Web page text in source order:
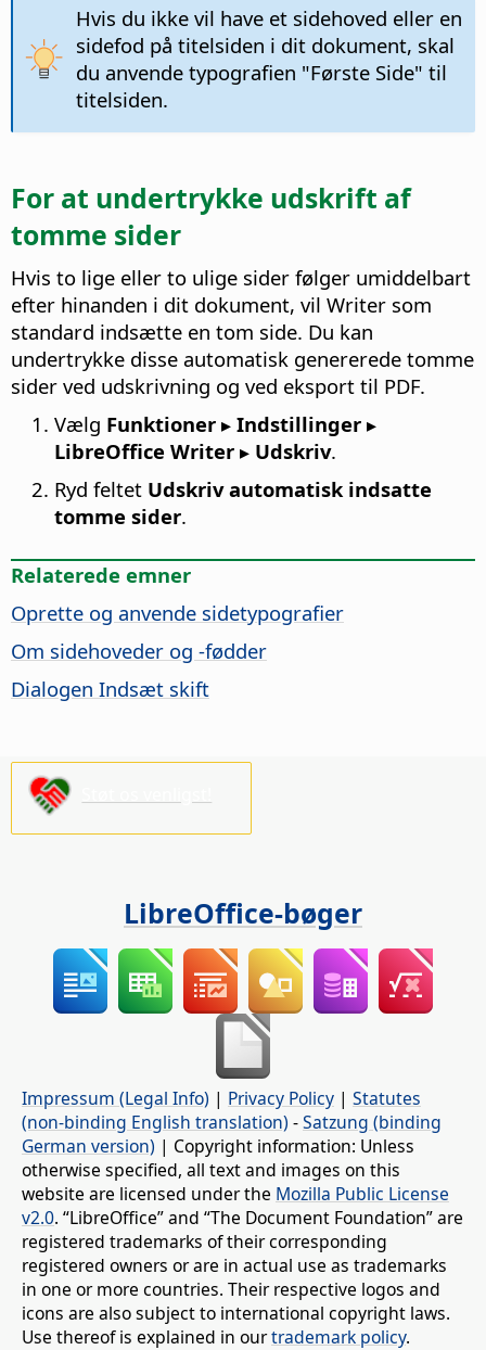
Hvis du ikke vil have et sidehoved eller en
sidefod på titelsiden i dit dokument, skal
du anvende typografien "Første Side" til
titelsiden.
For at undertrykke udskrift af
tomme sider
Hvis to lige eller to ulige sider følger umiddelbart
efter hinanden i dit dokument, vil Writer som
standard indsætte en tom side. Du kan
undertrykke disse automatisk genererede tomme
sider ved udskrivning og ved eksport til PDF.
Vælg Funktioner ▸ Indstillinger ▸
LibreOffice Writer ▸ Udskriv.
Ryd feltet Udskriv automatisk indsatte
tomme sider.
Relaterede emner
Oprette og anvende sidetypografier
Om sidehoveder og -fødder
Dialogen Indsæt skift
LibreOffice-bøger
Impressum (Legal Info) | Privacy Policy | Statutes
(non-binding English translation) -Satzung (binding
German version) | Copyright information: Unless
otherwise specified, all text and images on this
website are licensed under the Mozilla Public License
v2.0. “LibreOffice” and “The Document Foundation” are
registered trademarks of their corresponding
registered owners or are in actual use as trademarks
in one or more countries. Their respective logos and
icons are also subject to international copyright laws.
Use thereof is explained in ourtrademark policy.